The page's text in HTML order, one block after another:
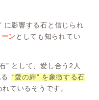
に影響する石と信じられ
ンとしても知られてい
” として、愛し合う2人
“愛の絆” を象徴する石
れているそうです。